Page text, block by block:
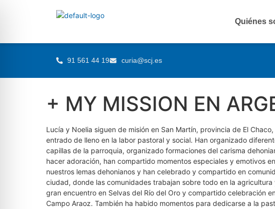
91 561 44 19 curia@scj.es
Quiénes
+ MY MISSION EN
Lucía y Noelia siguen de misión en San Martín, provincia de El
entrado de lleno en la labor pastoral y social. Han organizado
capillas de la parroquia, organizado formaciones del carisma
hacer adoración, han compartido momentos especiales y emotivos
nuestros lemas dehonianos y han celebrado y compartido en
ciudad, donde las comunidades trabajan sobre todo en la
gran encuentro en Selvas del Río del Oro y compartido celebración
Campo Araoz. También ha habido momentos para dedicarse a la